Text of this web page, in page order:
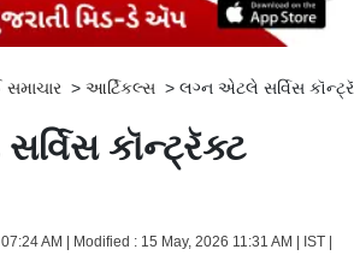
> આર્ટિકલ્સ > લગ્ન એટલે સર્વિસ
કૉન્ટ્રૅક્ટ
AM | Modified : 15 May, 2026 11:31 AM | IST |